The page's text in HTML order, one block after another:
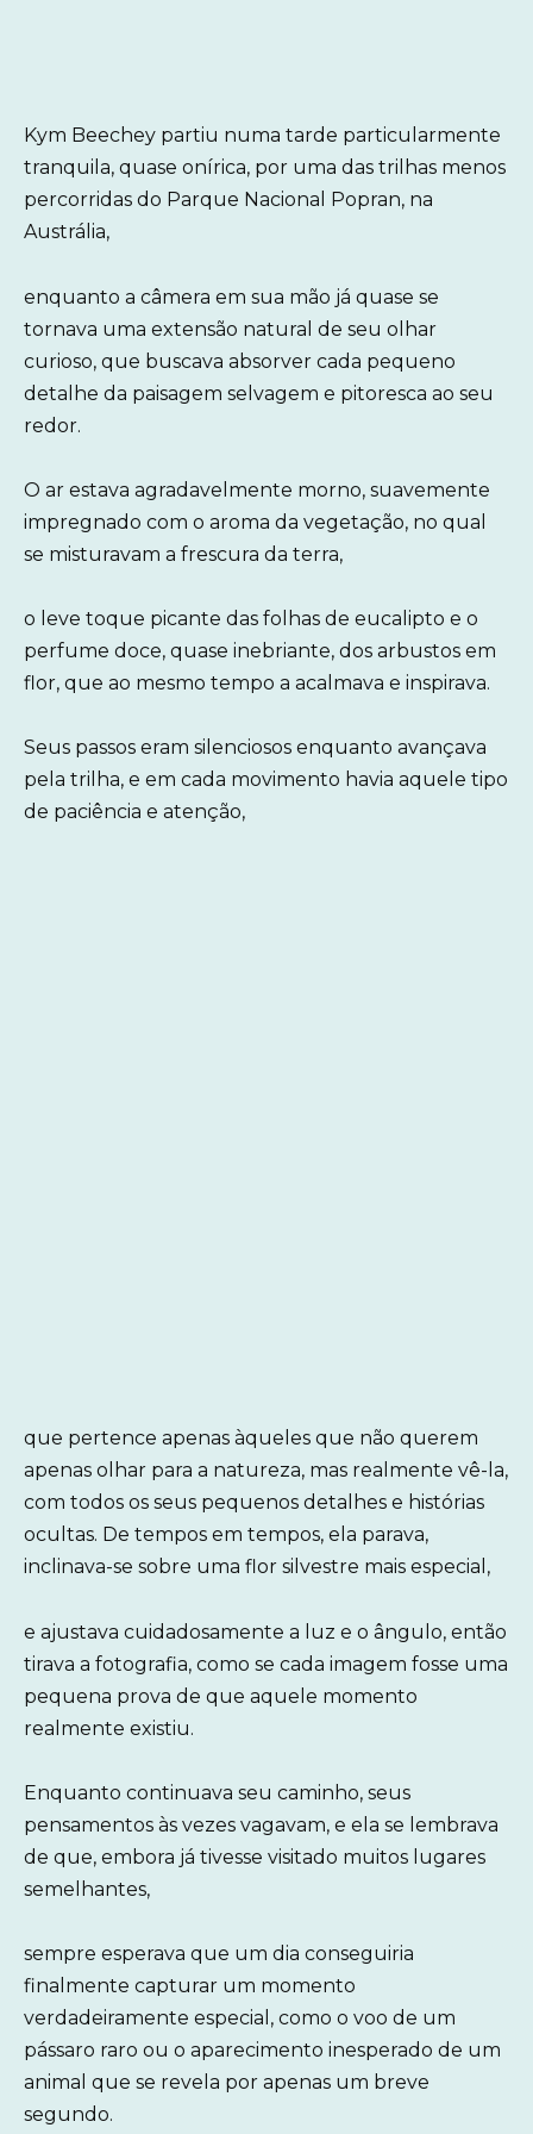
Kym Beechey partiu numa tarde particularmente
tranquila, quase onírica, por uma das trilhas menos
percorridas do Parque Nacional Popran, na
Austrália,
enquanto a câmera em sua mão já quase se
tornava uma extensão natural de seu olhar
curioso, que buscava absorver cada pequeno
detalhe da paisagem selvagem e pitoresca ao seu
redor.
O ar estava agradavelmente morno, suavemente
impregnado com o aroma da vegetação, no qual
se misturavam a frescura da terra,
o leve toque picante das folhas de eucalipto e o
perfume doce, quase inebriante, dos arbustos em
flor, que ao mesmo tempo a acalmava e inspirava.
Seus passos eram silenciosos enquanto avançava
pela trilha, e em cada movimento havia aquele tipo
de paciência e atenção,
que pertence apenas àqueles que não querem
apenas olhar para a natureza, mas realmente vê-la,
com todos os seus pequenos detalhes e histórias
ocultas. De tempos em tempos, ela parava,
inclinava-se sobre uma flor silvestre mais especial,
e ajustava cuidadosamente a luz e o ângulo, então
tirava a fotografia, como se cada imagem fosse uma
pequena prova de que aquele momento
realmente existiu.
Enquanto continuava seu caminho, seus
pensamentos às vezes vagavam, e ela se lembrava
de que, embora já tivesse visitado muitos lugares
semelhantes,
sempre esperava que um dia conseguiria
finalmente capturar um momento
verdadeiramente especial, como o voo de um
pássaro raro ou o aparecimento inesperado de um
animal que se revela por apenas um breve
segundo.